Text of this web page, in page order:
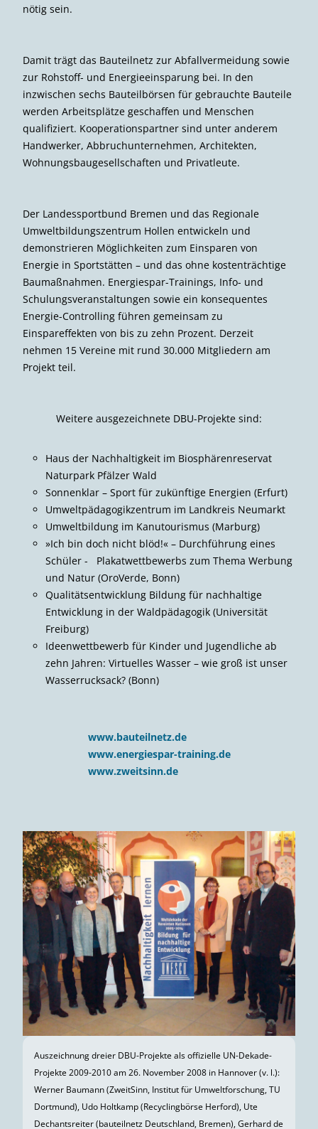
nötig sein.
Damit trägt das Bauteilnetz zur Abfallvermeidung sowie
zur Rohstoff- und Energieeinsparung bei. In den
inzwischen sechs Bauteilbörsen für gebrauchte Bauteile
werden Arbeitsplätze geschaffen und Menschen
qualifiziert. Kooperationspartner sind unter anderem
Handwerker, Abbruchunternehmen, Architekten,
Wohnungsbaugesellschaften und Privatleute.
Der Landessportbund Bremen und das Regionale
Umweltbildungszentrum Hollen entwickeln und
demonstrieren Möglichkeiten zum Einsparen von
Energie in Sportstätten – und das ohne kostenträchtige
Baumaßnahmen. Energiespar-Trainings, Info- und
Schulungsveranstaltungen sowie ein konsequentes
Energie-Controlling führen gemeinsam zu
Einspareffekten von bis zu zehn Prozent. Derzeit
nehmen 15 Vereine mit rund 30.000 Mitgliedern am
Projekt teil.
Weitere ausgezeichnete DBU-Projekte sind:
Haus der Nachhaltigkeit im Biosphärenreservat
Naturpark Pfälzer Wald
Sonnenklar – Sport für zukünftige Energien (Erfurt)
Umweltpädagogikzentrum im Landkreis Neumarkt
Umweltbildung im Kanutourismus (Marburg)
»Ich bin doch nicht blöd!« – Durchführung eines
Schüler - Plakatwettbewerbs zum Thema Werbung
und Natur (OroVerde, Bonn)
Qualitätsentwicklung Bildung für nachhaltige
Entwicklung in der Waldpädagogik (Universität
Freiburg)
Ideenwettbewerb für Kinder und Jugendliche ab
zehn Jahren: Virtuelles Wasser – wie groß ist unser
Wasserrucksack? (Bonn)
www.bauteilnetz.de
www.energiespar-training.de
www.zweitsinn.de
Auszeichnung dreier DBU-Projekte als offizielle UN-Dekade-
Projekte 2009-2010 am 26. November 2008 in Hannover (v. l.):
Werner Baumann (ZweitSinn, Institut für Umweltforschung, TU
Dortmund), Udo Holtkamp (Recyclingbörse Herford), Ute
Dechantsreiter (bauteilnetz Deutschland, Bremen), Gerhard de